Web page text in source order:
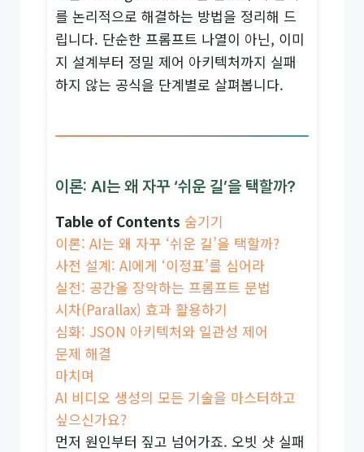
를 논리적으로 해결하는 방법을 정리해 드
립니다. 단순한 프롬프트 나열이 아닌, 이미
지 설계부터 정밀 제어 아키텍처까지 실패
하지 않는 공식을 단계별로 살펴봅니다.
이론: AI는 왜 자꾸 ‘쉬운 길’을 택할까?
Table of Contents 숨기기
이론: AI는 왜 자꾸 ‘쉬운 길’을 택할까?
사전 설계: AI에게 ‘이정표’를 심어라
실전: 공간을 장악하는 프롬프트 문법
시차(Parallax) 효과 활용하기
심화: JSON 아키텍처와 일관성 제어
문제 해결
마치며
AI 비디오 생성의 모든 기술을 마스터하고
싶으신가요?
먼저 원인부터 짚고 넘어가죠. 오빗 샷 실패